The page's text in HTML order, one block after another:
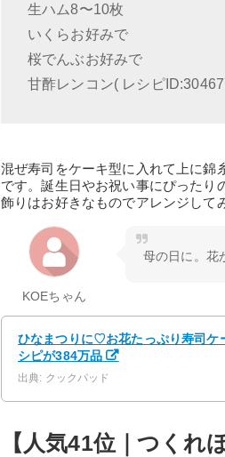
生ハム8〜10枚
いくらお好みで
桜でんぶお好みで
甘酢レンコン( レシピ
混ぜ寿司をケーキ型に入れて上に錦
です。誕生日やお祝い事にぴったり
飾りはお好きなものでアレンジして
KOEちゃん
母の日に。花
ひなまつりに♡お花たっぷり寿司ケ
シピが384万品
出典: クックパッド
【人気41位｜つく